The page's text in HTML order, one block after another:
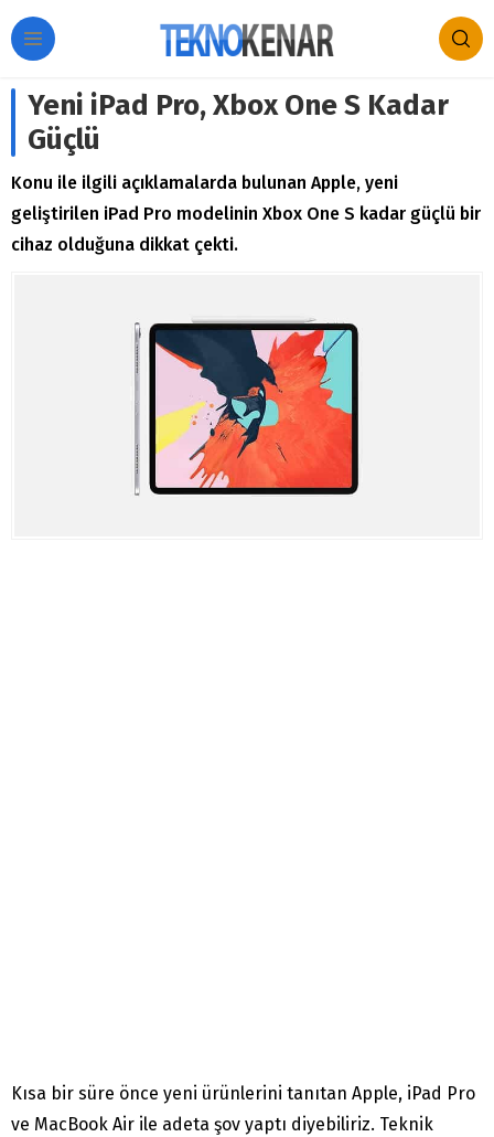
Yeni iPad Pro, Xbox One S Kadar
Güçlü
Konu ile ilgili açıklamalarda bulunan Apple, yeni
geliştirilen iPad Pro modelinin Xbox One S kadar güçlü bir
cihaz olduğuna dikkat çekti.
Kısa bir süre önce yeni ürünlerini tanıtan Apple, iPad Pro
ve MacBook Air ile adeta şov yaptı diyebiliriz. Teknik